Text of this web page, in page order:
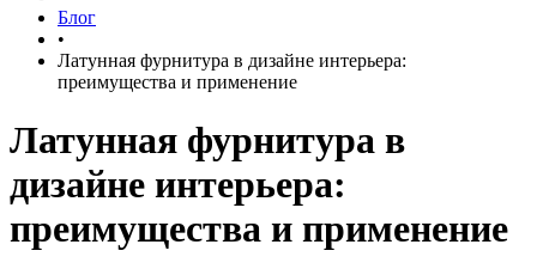
Блог
•
Латунная фурнитура в дизайне интерьера:
преимущества и применение
Латунная фурнитура в
дизайне интерьера:
преимущества и применение